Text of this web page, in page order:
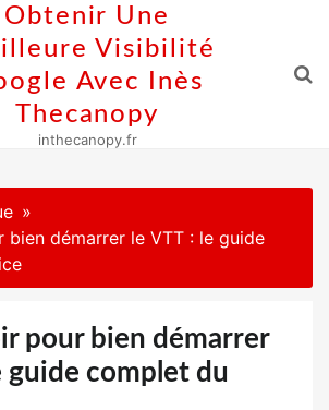
Obtenir Une
Visibilité
Avec Inès
Thecanopy
inthecanopy.fr
bien démarrer le VTT : le guide
pour bien démarrer
guide complet du